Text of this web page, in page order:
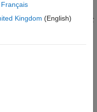
い演算とコード生成結果にな
ェック
ク
Français
Kingdom (English)